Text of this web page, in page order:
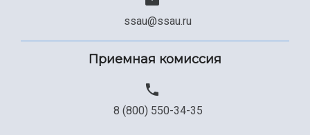
ssau@ssau.ru
Приемная комиссия
8 (800) 550-34-35